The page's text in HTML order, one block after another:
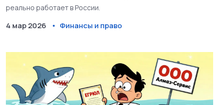
реально работает в России.
4 мар 2026 Финансы и право